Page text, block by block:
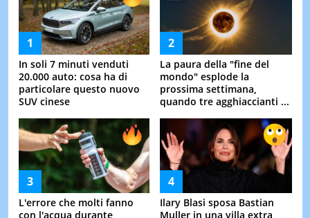
In soli 7 minuti venduti
20.000 auto: cosa ha di
particolare questo nuovo
SUV cinese
La paura della "fine del
mondo" esplode la
prossima settimana,
quando tre agghiaccianti ...
L'errore che molti fanno
con l'acqua durante
Ilary Blasi sposa Bastian
Muller in una villa extra